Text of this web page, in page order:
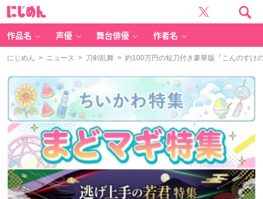
作品名 声優 舞台俳優 作者名
にじめん > ニュース > 刀剣乱舞 > 約100万円の短刀付き豪華版『こんのすけ